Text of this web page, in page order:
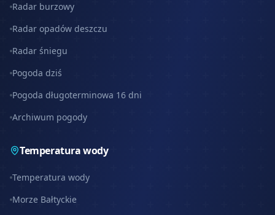
Radar burzowy
Radar opadów deszczu
Radar śniegu
Pogoda dziś
Pogoda długoterminowa 16 dni
Archiwum pogody
Temperatura wody
Temperatura wody
Morze Bałtyckie